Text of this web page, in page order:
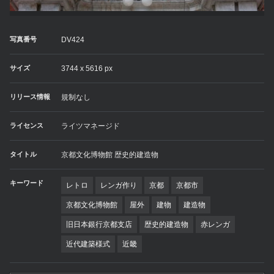
写真番号 DV424
サイズ 3744 x 5616 px
リリース情報 規制なし
ライセンス ライツマネージド
タイトル 京都文化博物館 歴史的建造物
キーワード レトロ レンガ作り 京都 京都市
京都文化博物館 屋外 建物 建造物
旧日本銀行京都支店 歴史的建造物 赤レンガ
近代建築様式 近畿